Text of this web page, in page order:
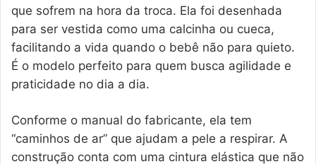
que sofrem na hora da troca. Ela foi desenhada
para ser vestida como uma calcinha ou cueca,
facilitando a vida quando o bebê não para quieto.
É o modelo perfeito para quem busca agilidade e
praticidade no dia a dia.
Conforme o manual do fabricante, ela tem
“caminhos de ar” que ajudam a pele a respirar. A
construção conta com uma cintura elástica que não